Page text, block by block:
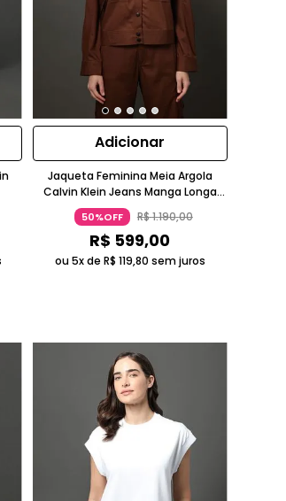
Adicionar
Jaqueta Feminina Meia Argola
Calvin Klein Jeans Manga Longa
Caramelo
50%OFF R$1.190,00
R$ 599,00
ou 5x de R$ 119,80 sem juros